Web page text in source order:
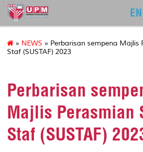
127
EN
» NEWS » Perbarisan sempena Majlis
Staf (SUSTAF) 2023
Perbarisan
Majlis Perasmian
Staf (SUSTAF)